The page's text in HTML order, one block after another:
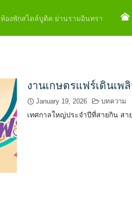
ห้องพักสไตล์บูติค ย่านรามอินทรา
งานเกษตรแฟร์เดินเพ
January 19, 2026 บทความ
เทศกาลใหญ่ประจำปีที่สายกิน ส